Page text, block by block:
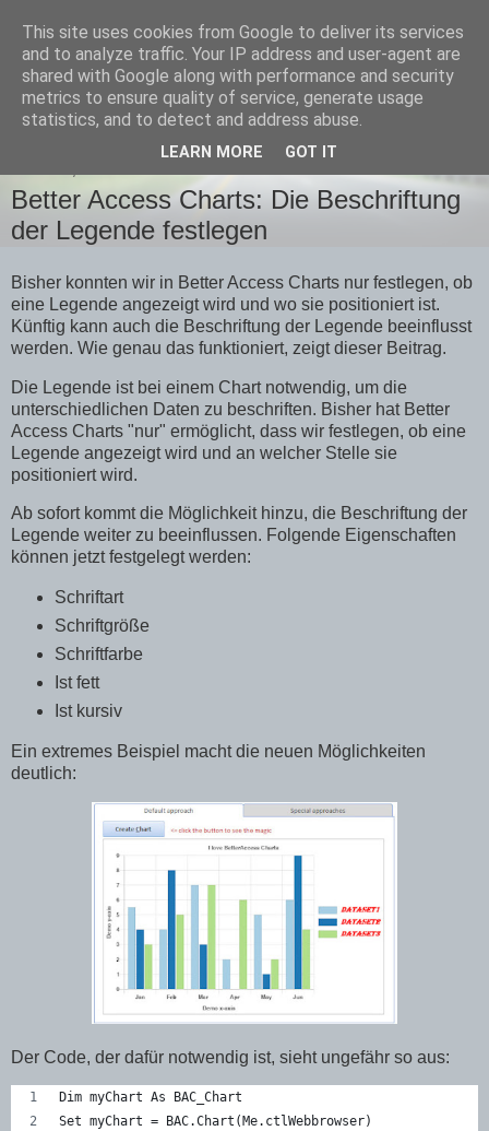
Team-Moeller Blog
Gedanken rund um Microsoft Access
Better Access Charts: Die Beschriftung
der Legende festlegen
Bisher konnten wir in Better Access Charts nur festlegen, ob
eine Legende angezeigt wird und wo sie positioniert ist.
Künftig kann auch die Beschriftung der Legende beeinflusst
werden. Wie genau das funktioniert, zeigt dieser Beitrag.
Die Legende ist bei einem Chart notwendig, um die
unterschiedlichen Daten zu beschriften. Bisher hat Better
Access Charts "nur" ermöglicht, dass wir festlegen, ob eine
Legende angezeigt wird und an welcher Stelle sie
positioniert wird.
Ab sofort kommt die Möglichkeit hinzu, die Beschriftung der
Legende weiter zu beeinflussen. Folgende Eigenschaften
können jetzt festgelegt werden:
Schriftart
Schriftgröße
Schriftfarbe
Ist fett
Ist kursiv
Ein extremes Beispiel macht die neuen Möglichkeiten
deutlich:
Der Code, der dafür notwendig ist, sieht ungefähr so aus:
Dim myChart As BAC_Chart
Set myChart = BAC.Chart(Me.ctlWebbrowser)
This site uses cookies from Google to deliver its services
and to analyze traffic. Your IP address and user-agent are
shared with Google along with performance and security
metrics to ensure quality of service, generate usage
statistics, and to detect and address abuse.
LEARN MORE GOT IT